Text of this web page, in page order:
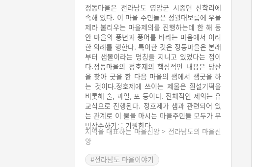
정동마을은 전라남도 영암군 시종면 신학리에
속해 있다. 이 마을 주민들은 정월대보름에 우물
제라 불리우는 마을제의를 진행하는데 한 해 동
안 마을의 풍년과 풍어를 바라는 마음에서 이러
한 의례를 행한다. 특이한 것은 정동마을은 본래
부터 샘몰이라는 명칭을 지니고 있었다는 점이
다.정동마을의 정호제의 핵심적인 내용은 당산
을 찾아 굿을 한 다음 마을의 샘에서 샘굿을 하
는 것이다.정호제에 쓰이는 제물은 흰설기떡을
비롯해 술, 과일, 포 등이다. 전체적인 제의는 유
교식으로 진행된다. 정호제가 샘과 관련되어 있
는 관계로 이 물을 마시는 마을주민들 모두가 무
병장수하기를 기원한다.
지역을 대표하는 마을신앙 > 전라남도의 마을신
앙
#전라남도 마을이야기